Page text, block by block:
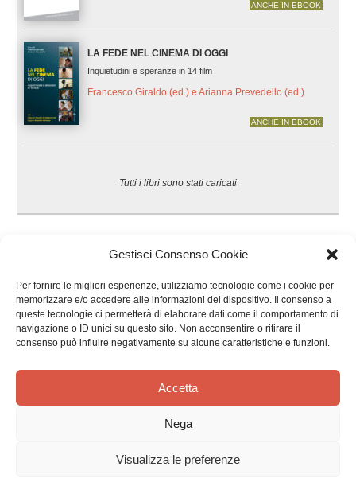
Gestisci Consenso Cookie
Per fornire le migliori esperienze, utilizziamo tecnologie come i cookie per
memorizzare e/o accedere alle informazioni del dispositivo. Il consenso a
queste tecnologie ci permetterà di elaborare dati come il comportamento di
navigazione o ID unici su questo sito. Non acconsentire o ritirare il
consenso può influire negativamente su alcune caratteristiche e funzioni.
Accetta
Nega
Visualizza le preferenze
ANCHE IN EBOOK
LA FEDE NEL CINEMA DI OGGI
Inquietudini e speranze in 14 film
Francesco Giraldo (ed.) e Arianna Prevedello (ed.)
ANCHE IN EBOOK
Tutti i libri sono stati caricati
Effatà Editrice di Pellegrino Paolo SAS
Via Tre Denti, 1 - 10060 Cantalupa (TO)
Telefono: (+39) 0121 353452 - Fax: (+39) 0121 353839